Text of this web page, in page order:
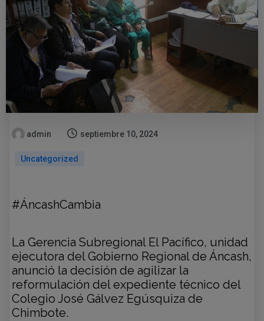
admin septiembre 10, 2024
Uncategorized
#ÁncashCambia
La Gerencia Subregional El Pacífico, unidad
ejecutora del Gobierno Regional de Áncash,
anunció la decisión de agilizar la
reformulación del expediente técnico del
Colegio José Gálvez Egúsquiza de
Chimbote.